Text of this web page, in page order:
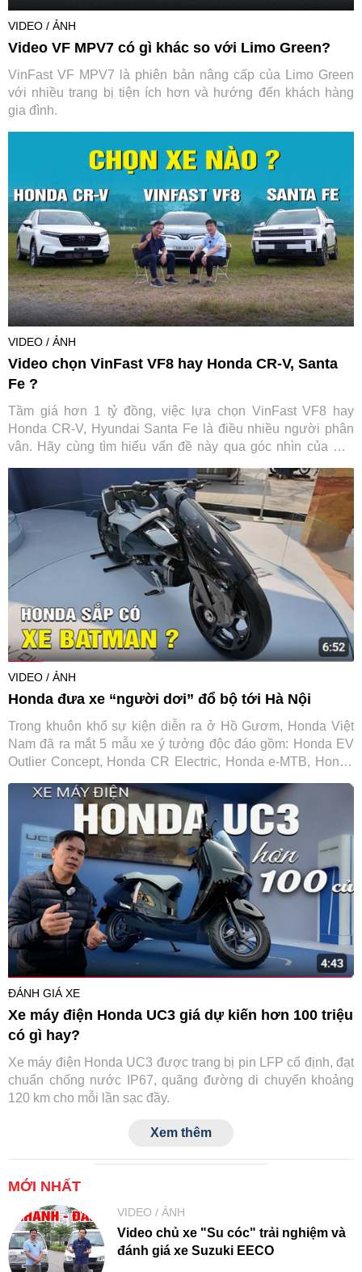
VIDEO / ẢNH
Video VF MPV7 có gì khác so với Limo Green?
VinFast VF MPV7 là phiên bản nâng cấp của Limo Green
với nhiều trang bị tiện ích hơn và hướng đến khách hàng
gia đình.
VIDEO / ẢNH
Video chọn VinFast VF8 hay Honda CR-V, Santa
Fe ?
Tầm giá hơn 1 tỷ đồng, việc lựa chọn VinFast VF8 hay
Honda CR-V, Hyundai Santa Fe là điều nhiều người phân
vân. Hãy cùng tìm hiểu vấn đề này qua góc nhìn của một
VIDEO / ẢNH
Honda đưa xe “người dơi” đổ bộ tới Hà Nội
Trong khuôn khổ sự kiện diễn ra ở Hồ Gươm, Honda Việt
Nam đã ra mắt 5 mẫu xe ý tưởng độc đáo gồm: Honda EV
Outlier Concept, Honda CR Electric, Honda e-MTB, Honda
ĐÁNH GIÁ XE
Xe máy điện Honda UC3 giá dự kiến hơn 100 triệu
có gì hay?
Xe máy điện Honda UC3 được trang bị pin LFP cố định, đạt
chuẩn chống nước IP67, quãng đường di chuyển khoảng
120 km cho mỗi lần sạc đầy.
Xem thêm
MỚI NHẤT
VIDEO / ẢNH
Video chủ xe "Su cóc" trải nghiệm và
đánh giá xe Suzuki EECO